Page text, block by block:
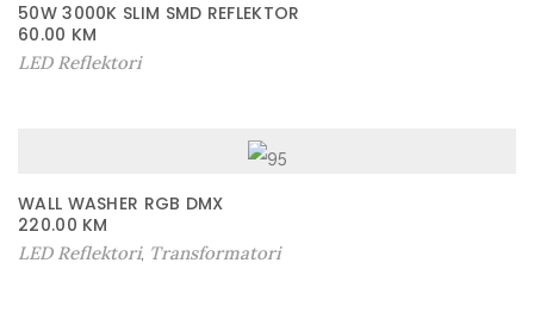
50W 3000K SLIM SMD REFLEKTOR
60.00 KM
LED Reflektori
WALL WASHER RGB DMX
220.00 KM
LED Reflektori, Transformatori